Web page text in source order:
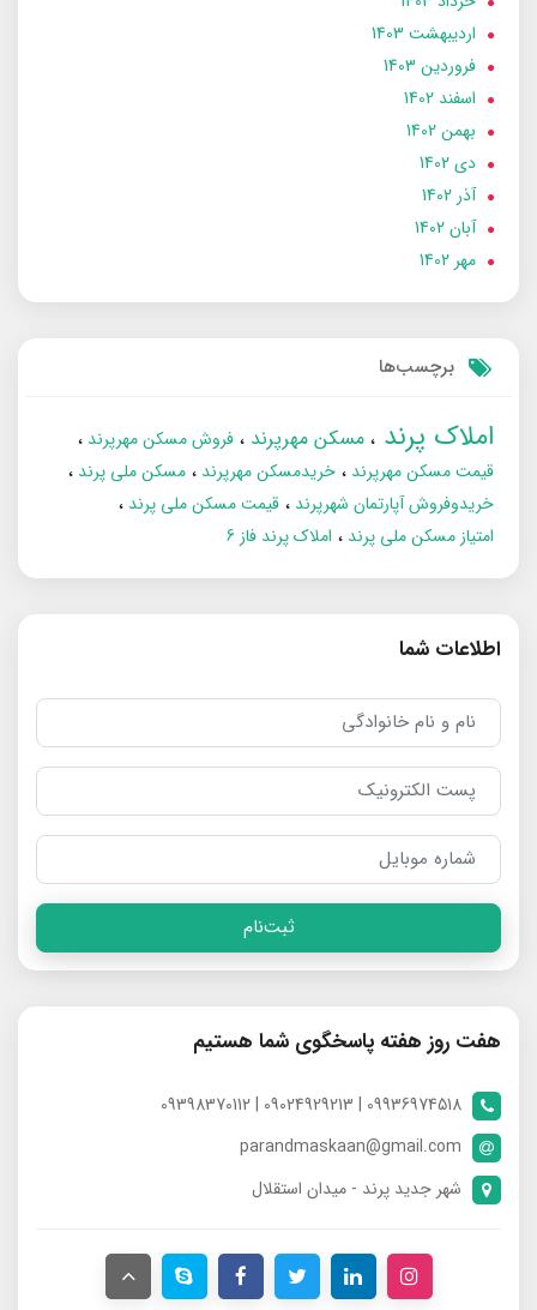
ارديبهشت 1403
فروردین 1403
اسفند 1402
بهمن 1402
دی 1402
آذر 1402
آبان 1402
مهر 1402
برچسب‌ها
املاک پرند مسکن مهرپرند
فروش مسکن مهرپرند
قیمت مسکن مهرپرند
خریدمسکن مهرپرند
مسکن ملی پرند
خریدوفروش آپارتمان شهرپرند
قیمت مسکن ملی پرند
امتیاز مسکن ملی پرند
املاک پرند فاز 6
اطلاعات شما
ثبت‌نام
هفت روز هفته پاسخگوی شما هستیم
09936974518 | 09024929213 | 09398370112
parandmaskaan@gmail.com
شهر جدید پرند - میدان استقلال